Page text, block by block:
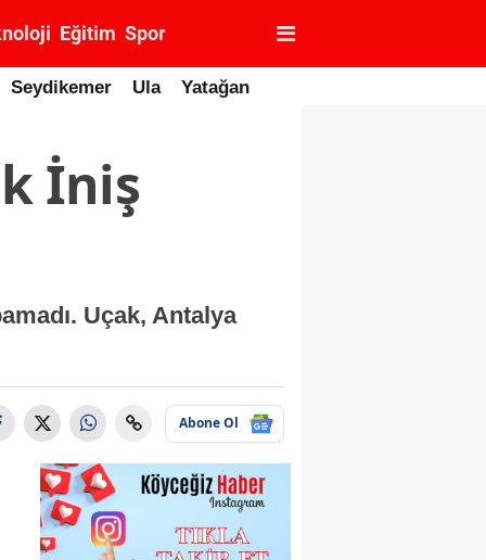
Eğitim Spor
Seydikemer Ula Yatağan
İniş
Uçak, Antalya
Abone Ol